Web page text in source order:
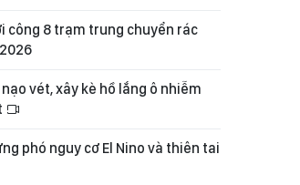
công 8 trạm trung chuyển rác
vét, xây kè hồ lắng ô nhiễm
phó nguy cơ El Nino và thiên tai